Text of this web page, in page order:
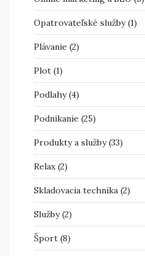
Opatrovateľské služby(1)
Plávanie (2)
Plot (1)
Podlahy(4)
Podnikanie (25)
Produkty a služby(33)
Relax(2)
Skladovacia technika (2)
Služby(2)
Šport (8)